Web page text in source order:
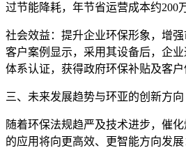
过节能降耗，年节省运营成本约200
社会效益：提升企业环保形象，增
客户案例显示，采用其设备后，企业
体系认证，获得政府环保补贴及客户
三、未来发展趋势与环亚的创新方向
随着环保法规趋严及技术进步，催
的应用将向更高效、更智能方向发展